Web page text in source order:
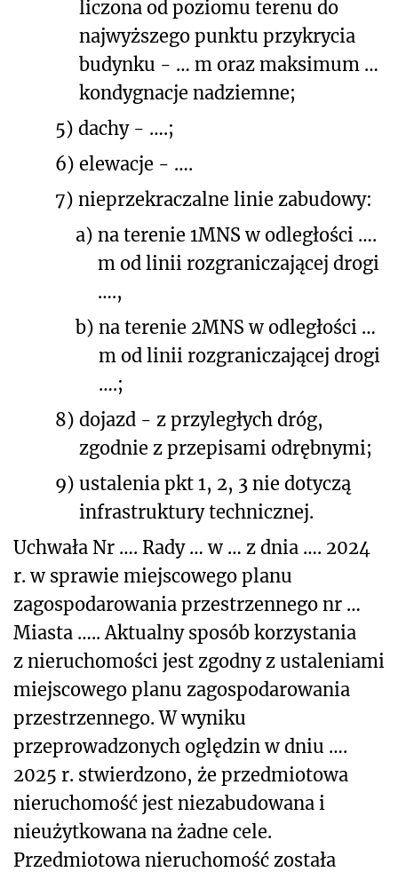
liczona od poziomu terenu do
najwyższego punktu przykrycia
budynku - … m oraz maksimum …
kondygnacje nadziemne;
5) dachy - ….;
6) elewacje - ….
7) nieprzekraczalne linie zabudowy:
a) na terenie 1MNS w odległości ….
m od linii rozgraniczającej drogi
….,
b) na terenie 2MNS w odległości …
m od linii rozgraniczającej drogi
….;
8) dojazd - z przyległych dróg,
zgodnie z przepisami odrębnymi;
9) ustalenia pkt 1, 2, 3 nie dotyczą
infrastruktury technicznej.
Uchwała Nr …. Rady … w … z dnia …. 2024
r. w sprawie miejscowego planu
zagospodarowania przestrzennego nr …
Miasta ….. Aktualny sposób korzystania
z nieruchomości jest zgodny z ustaleniami
miejscowego planu zagospodarowania
przestrzennego. W wyniku
przeprowadzonych oględzin w dniu ….
2025 r. stwierdzono, że przedmiotowa
nieruchomość jest niezabudowana i
nieużytkowana na żadne cele.
Przedmiotowa nieruchomość została